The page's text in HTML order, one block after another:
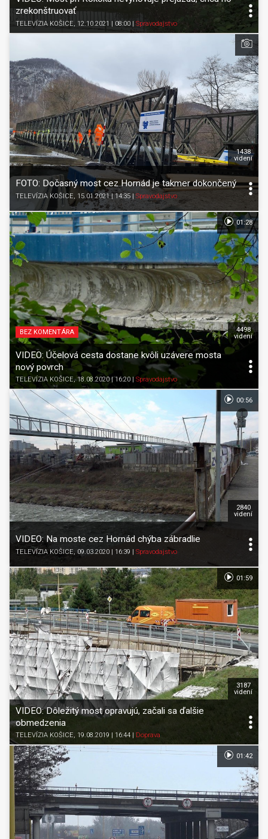
zrekonštruovať
TELEVÍZIA KOŠICE, 12.10.2021 | 08:00 Spravodajstvo
FOTO: Dočasný most cez Hornád je takmer dokončený
TELEVÍZIA KOŠICE , 15.01.2021 | 14:35 | Spravodajstvo
1438
videní
BEZ KOMENTÁRA
VIDEO: Účelová cesta dostane kvôli uzávere mosta
nový povrch
TELEVÍZIA KOŠICE, 18.08.2020 | 16:20 Spravodajstvo
4498
videní
01:28
VIDEO: Na moste cez Hornád chýba zábradlie
TELEVÍZIA KOŠICE , 09.03.2020 | 16:39 | Spravodajstvo
2840
videní
00:56
VIDEO: Dôležitý most opravujú, začali sa ďalšie
obmedzenia
TELEVÍZIA KOŠICE, 19.08.2019 | 16:44 Doprava
3187
videní
01:59
01:42